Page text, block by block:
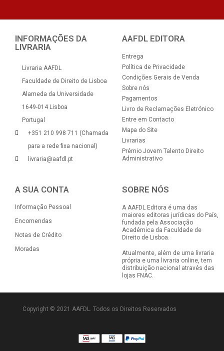
INFORMAÇÕES DA
LIVRARIA
Livraria AAFDL
Faculdade de Direito de Lisboa
Alameda da Universidade
1649-014 Lisboa
Portugal
+351 210 998 711 (Chamada
para a rede fixa nacional)
livraria@aafdl.pt
AAFDL EDITORA
Entrega
Política de Privacidade
Condições Gerais de Venda
Sobre nós
Pagamentos
Livro de Reclamações Eletrónico
Entre em Contacto
Mapa do Site
Livrarias
Prémio Jovem Talento Direito
Administrativo
A SUA CONTA
Informação Pessoal
Encomendas
Notas de Crédito
Moradas
SOBRE NÓS
A AAFDL Editora é uma das
maiores editoras jurídicas do País,
fundada pela Associação
Académica da Faculdade de
Direito de Lisboa.
Atualmente, além de uma livraria
própria e uma livraria online, tem
distribuição nacional através das
lojas FNAC.
Copyright © 2021 AAFDL. Todos os Direitos Reservados